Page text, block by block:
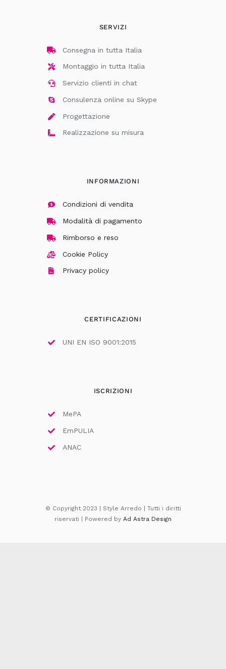
SERVIZI
Consegna in tutta Italia
Montaggio in tutta Italia
Servizio clienti in chat
Consulenza online su Skype
Progettazione
Realizzazione su misura
INFORMAZIONI
Condizioni di vendita
Modalità di pagamento
Rimborso e reso
Cookie Policy
Privacy policy
CERTIFICAZIONI
UNI EN ISO 9001:2015
ISCRIZIONI
MePA
EmPULIA
ANAC
© Copyright 2023 | Style Arredo | Tutti i diritti
riservati | Powered by Ad Astra Design